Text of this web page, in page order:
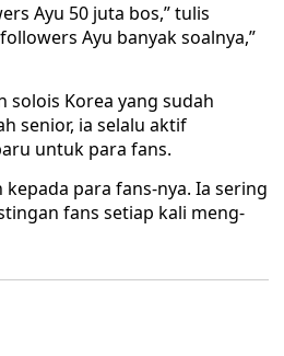
Ayu 50 juta bos,” tulis
Ayu banyak soalnya,”
solois Korea yang sudah
senior, ia selalu aktif
untuk para fans.
kepada para fans-nya. Ia sering
fans setiap kali meng-